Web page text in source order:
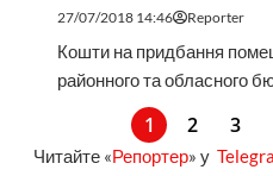
27/07/2018 14:46 Reporter
Кошти на придбання
районного та обласного
1 2 3
Читайте «Репортер» у